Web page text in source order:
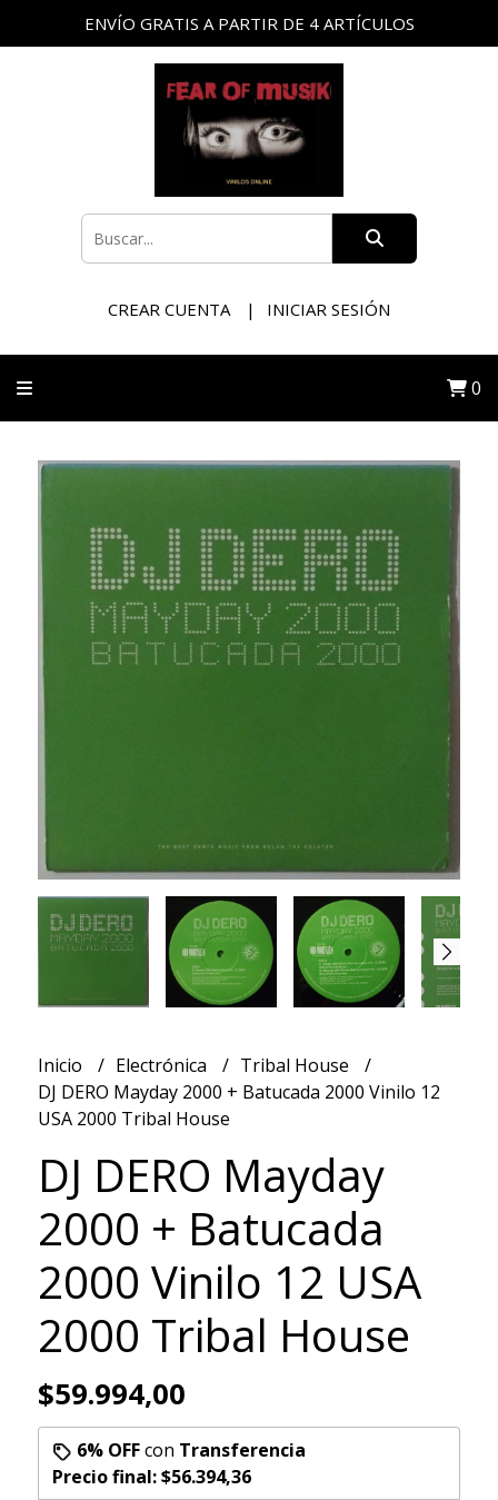
ENVÍO GRATIS A PARTIR DE 4 ARTÍCULOS
CREAR CUENTA INICIAR SESIÓN
0
Inicio Electrónica
Tribal House
DJ DERO Mayday 2000 + Batucada 2000 Vinilo 12
USA 2000 Tribal House
DJ DERO Mayday
2000 + Batucada
2000 Vinilo 12 USA
2000 Tribal House
$59.994,00
6% OFFcon Transferencia
Precio final:$56.394,36